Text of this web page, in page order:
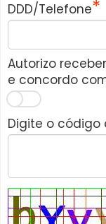
DDD/Telefone
Autorizo
e concordo
Digite o código